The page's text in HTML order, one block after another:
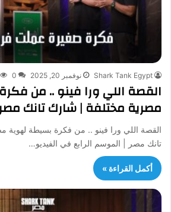
Shark Tank Egypt نوفمبر 20, 2025 0
القصة اللي ورا فينو .. من
مصرية مختلفة | شارك تانك
القصة اللي ورا فينو .. من فكرة بسيطة
تانك مصر | الموسم الرابع في الفيديو…
أكمل القراءة »